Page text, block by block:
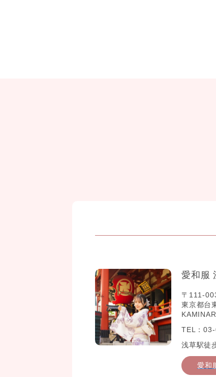
愛和服
〒111-
東京都台
TEL：
浅草駅徒
愛和